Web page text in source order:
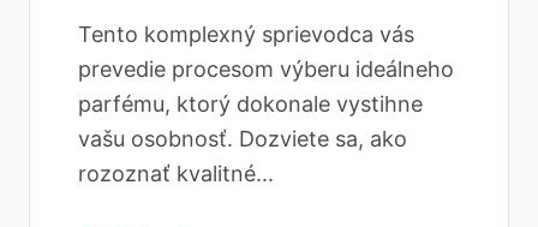
Tento komplexný sprievodca vás
prevedie procesom výberu ideálneho
parfému, ktorý dokonale vystihne
vašu osobnosť. Dozviete sa, ako
rozoznať kvalitné...